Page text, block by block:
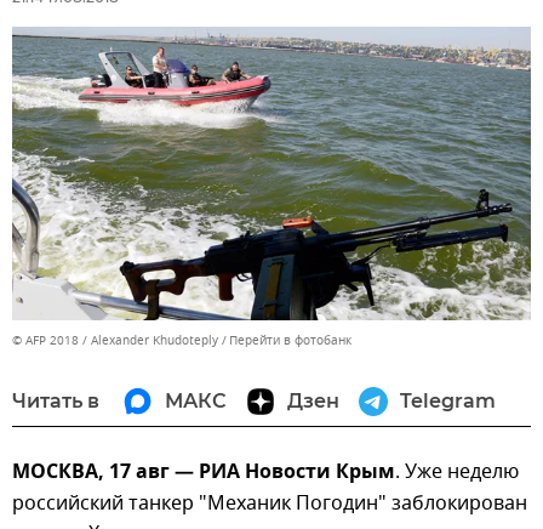
© AFP 2018 / Alexander Khudoteply Перейти в фотобанк
Читать в МАКС Дзен Telegram
МОСКВА, 17 авг — РИА Новости Крым. Уже неделю
российский танкер "Механик Погодин" заблокирован